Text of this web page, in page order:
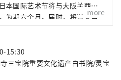
本国际艺术节将与大阪关西世
为期六个月。届时，将有来自
区以及7个国际组织的代表参
平台，共同构建文化艺术、经
性循环，并致力于创造一个充
来。我们希望世博会能够成为
more
15:30
三宝院重要文化遗产白书院/灵宝